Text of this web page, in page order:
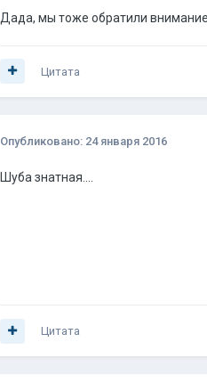
Дада, мы тоже обратили
Цитата
Опубликовано: 24 января 2016
Шуба знатная....
Цитата